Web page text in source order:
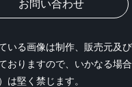
お問い合わせ
いる画像は制作、販売元及
おりますので、いかなる場
は堅く禁じます。